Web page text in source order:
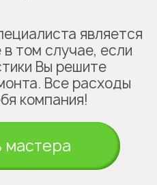
является
том случае, если
Вы решите
Все расходы
компания!
мастера